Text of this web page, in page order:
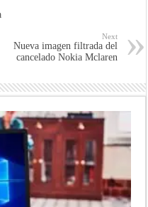
Next
Nueva imagen filtrada del
cancelado Nokia Mclaren